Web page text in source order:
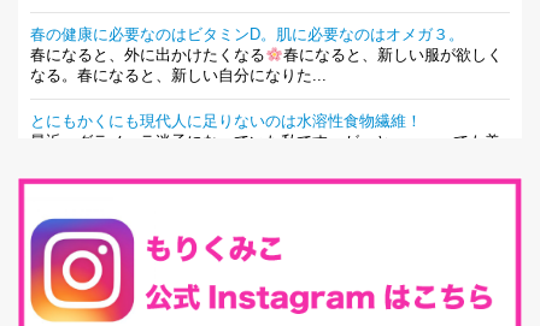
春の健康に必要なのはビタミンD。肌に必要なのはオメガ３。
春になると、外に出かけたくなる
春になると、新しい服が欲しく
なる。春になると、新しい自分になりた...
とにもかくにも現代人に足りないのは水溶性食物繊維！
最近、グラノーラ迷子になっていた私です。が、と〜〜〜っても美
腸内環境を整えることは、健康維持の中でいっちばん大事！だと私
は思っています。 ヒトの免...
iHerb特大セール終了間近！みんな何買う？
最近お風呂上がりの炭酸水をシリカシリカにしているんだけど確か